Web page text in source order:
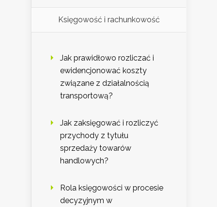
Księgowość i rachunkowość
Jak prawidłowo rozliczać i
ewidencjonować koszty
związane z działalnością
transportową?
Jak zaksięgować i rozliczyć
przychody z tytułu
sprzedaży towarów
handlowych?
Rola księgowości w procesie
decyzyjnym w